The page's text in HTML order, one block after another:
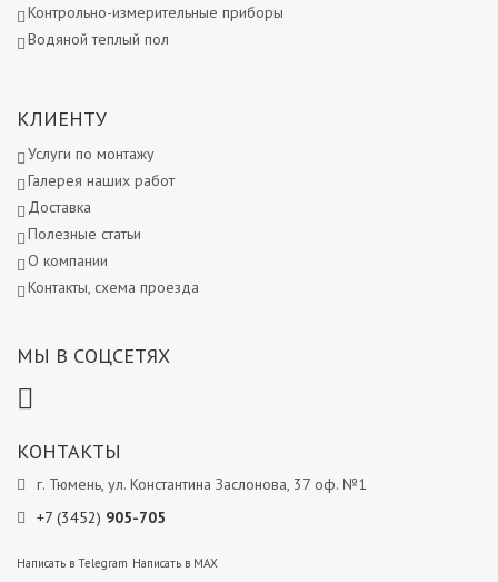
Контрольно-измерительные приборы
Водяной теплый пол
КЛИЕНТУ
Услуги по монтажу
Галерея наших работ
Доставка
Полезные статьи
О компании
Контакты, схема проезда
МЫ В СОЦСЕТЯХ
КОНТАКТЫ
г. Тюмень, ул. Константина Заслонова, 37 оф. №1
+7 (3452) 905-705
Написать в Telegram Написать в MAX